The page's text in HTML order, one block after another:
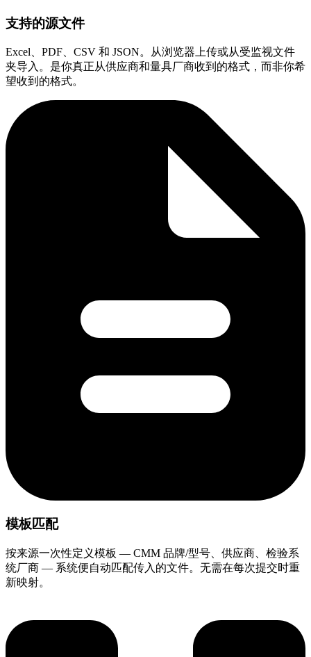
支持的源文件
Excel、PDF、CSV 和 JSON。从浏览器上传或从受监视文件
夹导入。是你真正从供应商和量具厂商收到的格式，而非你希
望收到的格式。
模板匹配
按来源一次性定义模板 — CMM 品牌/型号、供应商、检验系
统厂商 — 系统便自动匹配传入的文件。无需在每次提交时重
新映射。